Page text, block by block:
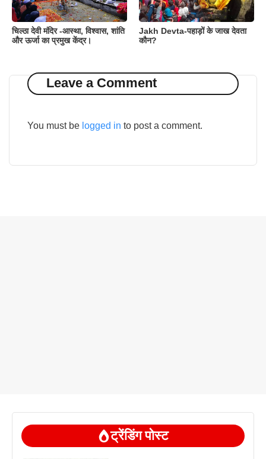
चिल्ठा देवी मंदिर -आस्था, विश्वास, शांति
और ऊर्जा का प्रमुख केंद्र।
Jakh Devta-पहाड़ों के जाख देवता
कौन?
Leave a Comment
You must be logged in to post a comment.
ट्रेंडिंग पोस्ट